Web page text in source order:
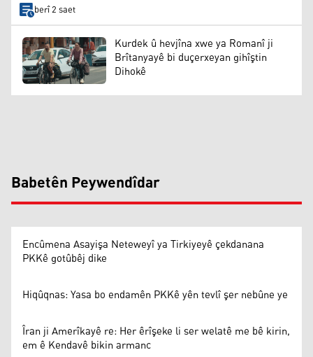
berî 2 saet
Kurdek û hevjîna xwe ya Romanî ji
Brîtanyayê bi duçerxeyan gihîştin
Dihokê
Babetên Peywendîdar
Encûmena Asayişa Neteweyî ya Tirkiyeyê çekdanana
PKKê gotûbêj dike
Hiqûqnas: Yasa bo endamên PKKê yên tevlî şer nebûne ye
Îran ji Amerîkayê re: Her êrîşeke li ser welatê me bê kirin,
em ê Kendavê bikin armanc